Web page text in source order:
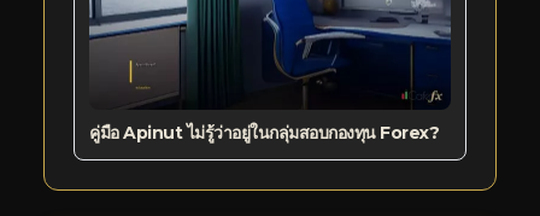
คู่มือ Apinut ไม่รู้ว่าอยู่ในกลุ่มสอบกองทุน Forex?